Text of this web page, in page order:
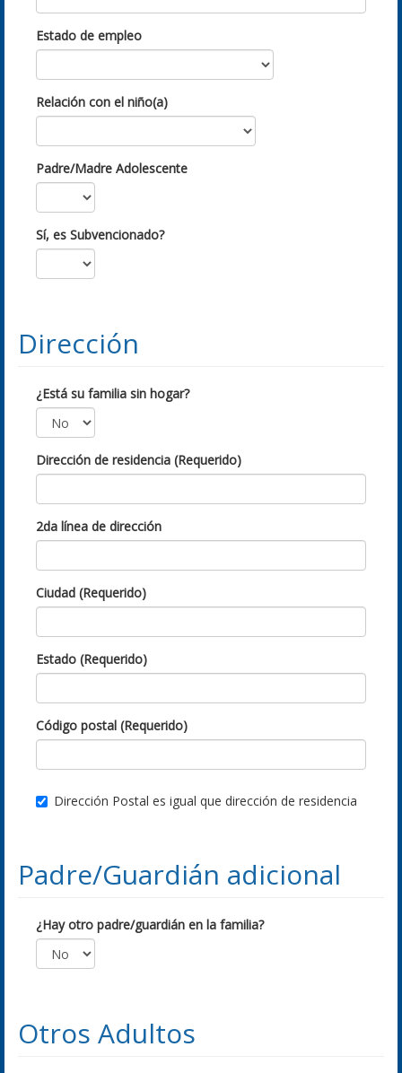
Estado de empleo
Relación con el niño(a)
Padre/Madre Adolescente
Sí, es Subvencionado?
Dirección
¿Está su familia sin hogar?
Dirección de residencia (Requerido)
2da línea de dirección
Ciudad (Requerido)
Estado (Requerido)
Código postal (Requerido)
Dirección Postal es igual que dirección de residencia
Padre/Guardián adicional
¿Hay otro padre/guardián en la familia?
Otros Adultos